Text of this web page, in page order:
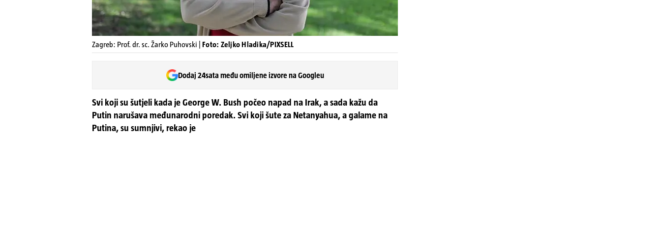
Zagreb: Prof. dr. sc. Žarko Puhovski | Foto: Zeljko Hladika/PIXSELL
Dodaj 24sata među omiljene izvore na Googleu
Svi koji su šutjeli kada je George W. Bush počeo napad na Irak, a sada kažu da
Putin narušava međunarodni poredak. Svi koji šute za Netanyahua, a galame na
Putina, su sumnjivi, rekao je